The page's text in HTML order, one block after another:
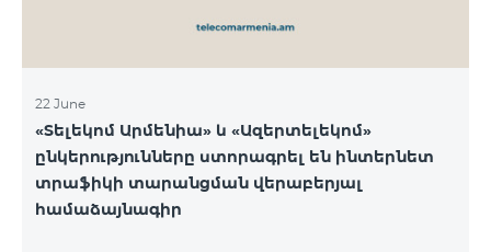
22 June
«Տելեկոմ Արմենիա» և «Ազերտելեկոմ»
ընկերությունները ստորագրել են ինտերնետ
տրաֆիկի տարանցման վերաբերյալ
համաձայնագիր